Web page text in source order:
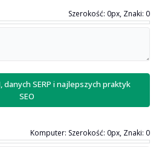
(opcjonalnie)
Szerokość: 0px, Znaki: 0
danych SERP i najlepszych praktyk
SEO
Komputer: Szerokość: 0px, Znaki: 0